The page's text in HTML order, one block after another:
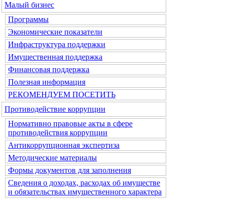
Малый бизнес
Программы
Экономические показатели
Инфраструктура поддержки
Имущественная поддержка
Финансовая поддержка
Полезная информация
РЕКОМЕНДУЕМ ПОСЕТИТЬ
Противодействие коррупции
Нормативно правовые акты в сфере
противодействия коррупции
Антикоррупционная экспертиза
Методические материалы
Формы документов для заполнения
Сведения о доходах, расходах об имуществе
и обязательствах имущественного характера